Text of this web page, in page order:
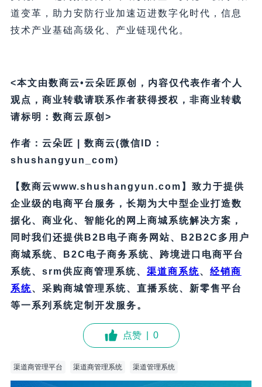
道变革，助力安防行业加速迈进数字化时代，信息
技术产业基础高级化、产业链现代化。
<本文由数商云•云朵匠原创，内容仅代表作者个人
观点，商业转载请联系作者获得授权，非商业转载
请标明：数商云原创>
作者：云朵匠 | 数商云(微信ID：
shushangyun_com)
【数商云www.shushangyun.com】致力于提供
企业级的电商平台服务，长期为大中型企业打造数
据化、商业化、智能化的网上商城系统解决方案，
同时我们还提供B2B电子商务网站、B2B2C多用户
商城系统、B2C电子商务系统、跨境进口电商平台
系统、srm供应商管理系统、 渠道商系统、 经销商
系统、采购商城管理系统、直播系统、新零售平台
等一系列系统定制开发服务。
点赞 0
渠道商管理平台 渠道商管理系统 渠道管理系统